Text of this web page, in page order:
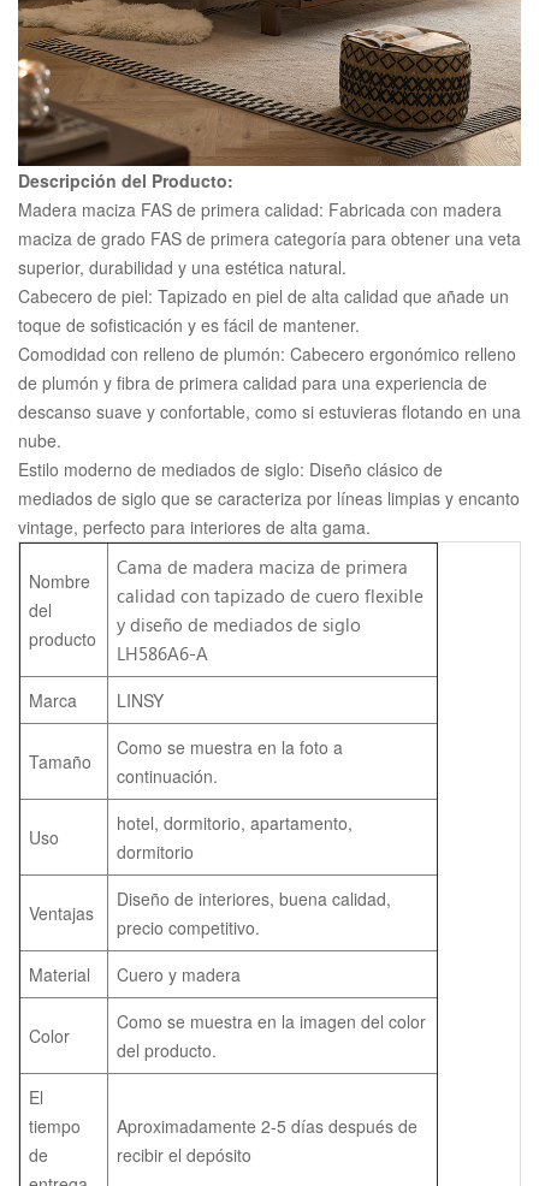
Descripción del Producto:
Madera maciza FAS de primera calidad: Fabricada con madera
maciza de grado FAS de primera categoría para obtener una veta
superior, durabilidad y una estética natural.
Cabecero de piel: Tapizado en piel de alta calidad que añade un
toque de sofisticación y es fácil de mantener.
Comodidad con relleno de plumón: Cabecero ergonómico relleno
de plumón y fibra de primera calidad para una experiencia de
descanso suave y confortable, como si estuvieras flotando en una
nube.
Estilo moderno de mediados de siglo: Diseño clásico de
mediados de siglo que se caracteriza por líneas limpias y encanto
vintage, perfecto para interiores de alta gama.
Nombre
del
producto
Cama de madera maciza de primera
calidad con tapizado de cuero flexible
y diseño de mediados de siglo
LH586A6-A
Marca
LINSY
Tamaño
Como se muestra en la foto a
continuación.
Uso
hotel, dormitorio, apartamento,
dormitorio
Ventajas
Diseño de interiores, buena calidad,
precio competitivo.
Material
Cuero y madera
Color
Como se muestra en la imagen del color
del producto.
El
tiempo
de
Aproximadamente 2-5 días después de
recibir el depósito